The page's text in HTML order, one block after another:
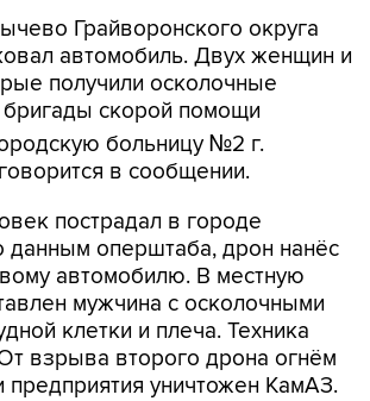
Грайворонского округа
автомобиль. Двух женщин и
получили осколочные
бригады скорой помощи
больницу №2 г.
в сообщении.
пострадал в городе
оперштаба, дрон нанёс
автомобилю. В местную
мужчина с осколочными
клетки и плеча. Техника
взрыва второго дрона огнём
предприятия уничтожен КамАЗ.